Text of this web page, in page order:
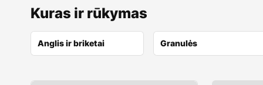
Kuras ir rūkymas
Anglis ir briketai Granulės